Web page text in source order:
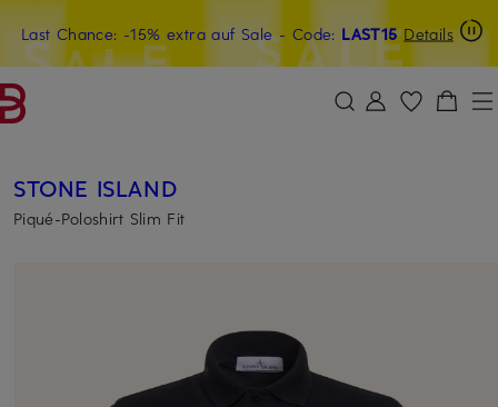
ZUM HAUPTINHALT ÜBERSPRINGEN ZUM SUCHFELD ÜBERSPRINGEN
Last Chance: -15% extra auf Sale- Code: LAST15 Details
15€-Willkommensgutschein mit Beyond sichern
STONE ISLAND
Piqué-Poloshirt Slim Fit